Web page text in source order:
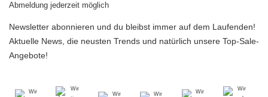
Abmeldung jederzeit möglich
Newsletter abonnieren und du bleibst immer auf dem Laufenden!
Aktuelle News, die neusten Trends und natürlich unsere Top-Sale-
Angebote!